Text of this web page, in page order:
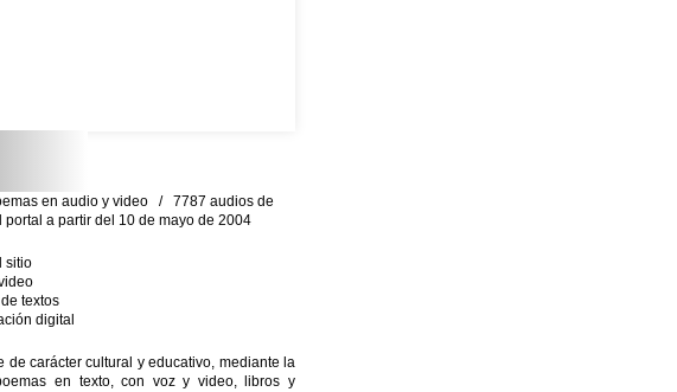
en audio y video / 7787 audios de
a partir del 10 de mayo de 2004
sitio
textos
digital
de carácter cultural y educativo, mediante la
en texto, con voz y video, libros y